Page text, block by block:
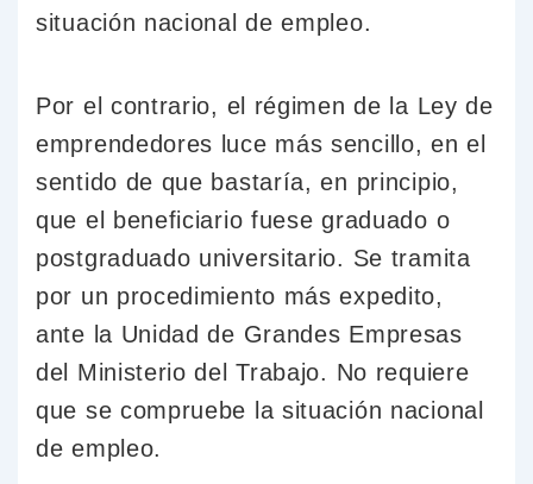
situación nacional de empleo.
Por el contrario, el régimen de la Ley de
emprendedores luce más sencillo, en el
sentido de que bastaría, en principio,
que el beneficiario fuese graduado o
postgraduado universitario. Se tramita
por un procedimiento más expedito,
ante la Unidad de Grandes Empresas
del Ministerio del Trabajo. No requiere
que se compruebe la situación nacional
de empleo.